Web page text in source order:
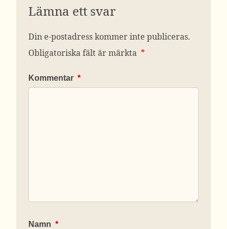
Lämna ett svar
Din e-postadress kommer inte publiceras.
Obligatoriska fält är märkta *
Kommentar *
Namn *